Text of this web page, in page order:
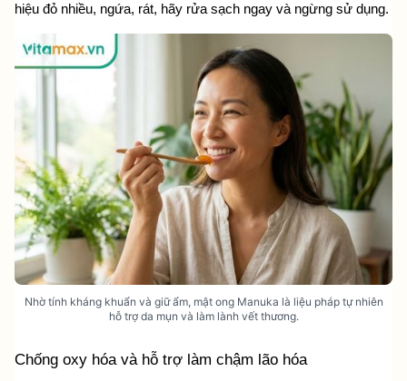
hiệu đỏ nhiều, ngứa, rát, hãy rửa sạch ngay và ngừng sử dụng.
Nhờ tính kháng khuẩn và giữ ẩm, mật ong Manuka là liệu pháp tự nhiên
hỗ trợ da mụn và làm lành vết thương.
Chống oxy hóa và hỗ trợ làm chậm lão hóa